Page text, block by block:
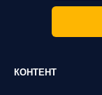
КОНТЕНТ